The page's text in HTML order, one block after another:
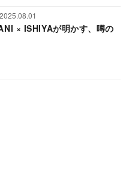
2025.08.01
× ISHIYAが明かす、噂の